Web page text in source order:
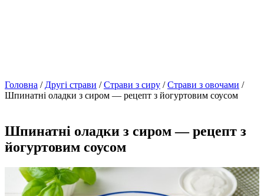
Головна /Другі страви /Страви з сиру /Страви з овочами /
Шпинатні оладки з сиром — рецепт з йогуртовим соусом
Шпинатні оладки з сиром — рецепт з
йогуртовим соусом